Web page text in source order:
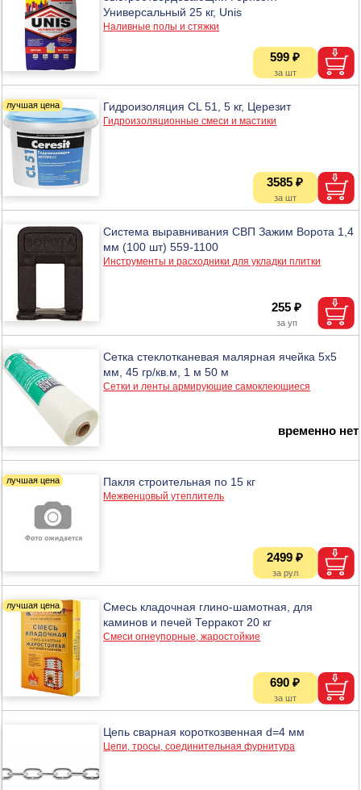
Универсальный 25 кг, Unis
Наливные полы и стяжки
599 ₽
Гидроизоляция CL 51, 5 кг, Церезит
Гидроизоляционные смеси и мастики
3585 ₽
Система выравнивания СВП Зажим Ворота 1,4
мм (100 шт) 559-1100
Инструменты и расходники для укладки плитки
255 ₽
Сетка стеклотканевая малярная ячейка 5х5
мм, 45 гр/кв.м, 1 м 50 м
Сетки и ленты армирующие самоклеющиеся
временно нет
Пакля строительная по 15 кг
Межвенцовый утеплитель
2499 ₽
Смесь кладочная глино-шамотная, для
каминов и печей Терракот 20 кг
Смеси огнеупорные, жаростойкие
690 ₽
Цепь сварная короткозвенная d=4 мм
Цепи, тросы, соединительная фурнитура